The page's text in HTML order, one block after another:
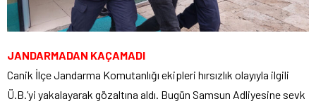
JANDARMADAN KAÇAMADI
Canik İlçe Jandarma Komutanlığı ekipleri hırsızlık olayıyla ilgili
Ü.B.’yi yakalayarak gözaltına aldı. Bugün Samsun Adliyesine sevk